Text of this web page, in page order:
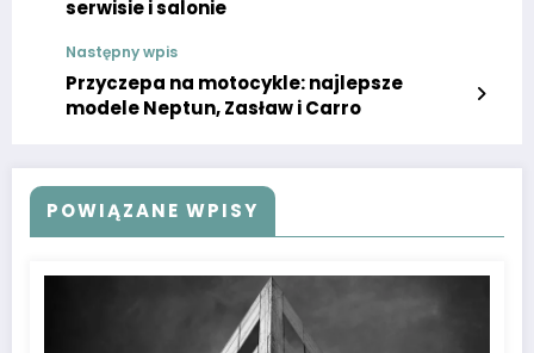
serwisie i salonie
Następny wpis
Przyczepa na motocykle: najlepsze
modele Neptun, Zasław i Carro
POWIĄZANE WPISY